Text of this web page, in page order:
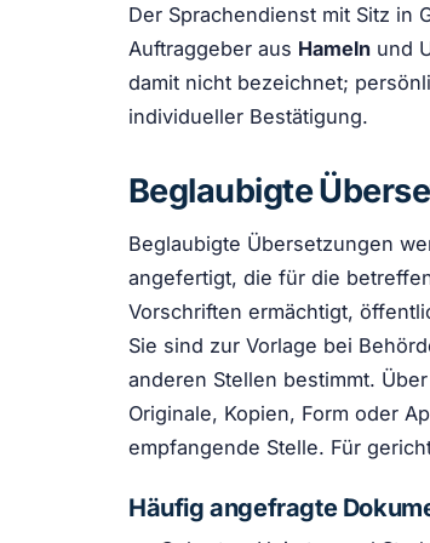
Der Sprachendienst mit Sitz in
Auftraggeber aus Hameln und
damit nicht bezeichnet;
individueller Bestätigung.
Beglaubigte
Beglaubigte Übersetzungen
angefertigt, die für die
Vorschriften ermächtigt,
Sie sind zur Vorlage bei
anderen Stellen bestimmt.
Originale, Kopien, Form oder
empfangende Stelle. Für
Häufig angefragte